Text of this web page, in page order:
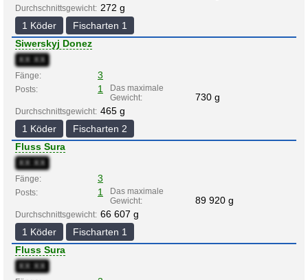
Durchschnittsgewicht: 272 g
1 Köder
Fischarten 1
Siwerskyj Donez
XX:XX
Fänge:
3
Posts: 1
Das maximale
Gewicht:
730 g
Durchschnittsgewicht: 465 g
1 Köder
Fischarten 2
Fluss Sura
XX:XX
Fänge:
3
Posts: 1
Das maximale
Gewicht:
89 920 g
Durchschnittsgewicht: 66 607 g
1 Köder
Fischarten 1
Fluss Sura
XX:XX